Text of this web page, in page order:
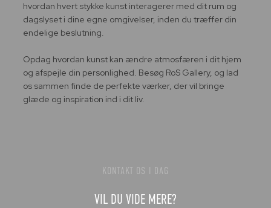
hvordan hvert stykke kunst interagerer med dit rum og
dagslyset i dine egne omgivelser, inden du træffer din
endelige beslutning.
Opdag hvordan kunst kan ændre atmosfæren i dit hjem
og afspejle din personlighed. Besøg RoS Gallery, og lad
os sammen finde de perfekte værker, der vil bringe
glæde og inspiration ind i dit liv.
KONTAKT OS I DAG
VIL DU VIDE MERE?